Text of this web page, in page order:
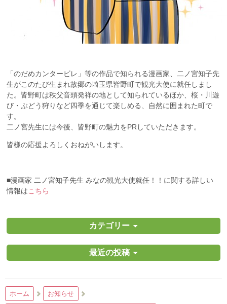
「のだめカンタービレ」等の作品で知られる漫画家、二ノ宮知子先
生がこのたび生まれ故郷の埼玉県皆野町で観光大使に就任しまし
た。皆野町は秩父音頭発祥の地として知られているほか、桜・川遊
び・ぶどう狩りなど四季を通じて楽しめる、自然に囲まれた町で
す。
二ノ宮先生には今後、皆野町の魅力をPRしていただきます。
皆様の応援よろしくおねがいします。
■漫画家 二ノ宮知子先生 みなの観光大使就任！！に関する詳しい
情報はこちら
カテゴリー
最近の投稿
ホーム お知らせ